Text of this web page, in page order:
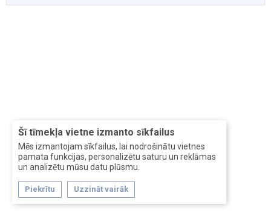
Šī tīmekļa vietne izmanto sīkfailus
Mēs izmantojam sīkfailus, lai nodrošinātu vietnes
pamata funkcijas, personalizētu saturu un reklāmas
un analizētu mūsu datu plūsmu.
Piekrītu Uzzināt vairāk